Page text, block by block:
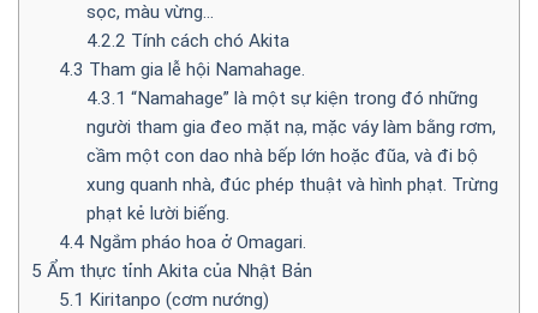
sọc, màu vừng…
4.2.2 Tính cách chó Akita
4.3 Tham gia lễ hội Namahage.
4.3.1 “Namahage” là một sự kiện trong đó những
người tham gia đeo mặt nạ, mặc váy làm bằng rơm,
cầm một con dao nhà bếp lớn hoặc đũa, và đi bộ
xung quanh nhà, đúc phép thuật và hình phạt. Trừng
phạt kẻ lười biếng.
4.4Ngắm pháo hoa ở Omagari.
5 Ẩm thực tỉnh Akita của Nhật Bản
5.1 Kiritanpo (cơm nướng)